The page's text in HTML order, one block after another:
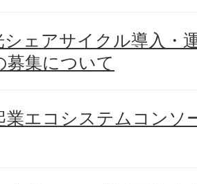
シェアサイクル導入・
募集について
業エコシステムコンソ